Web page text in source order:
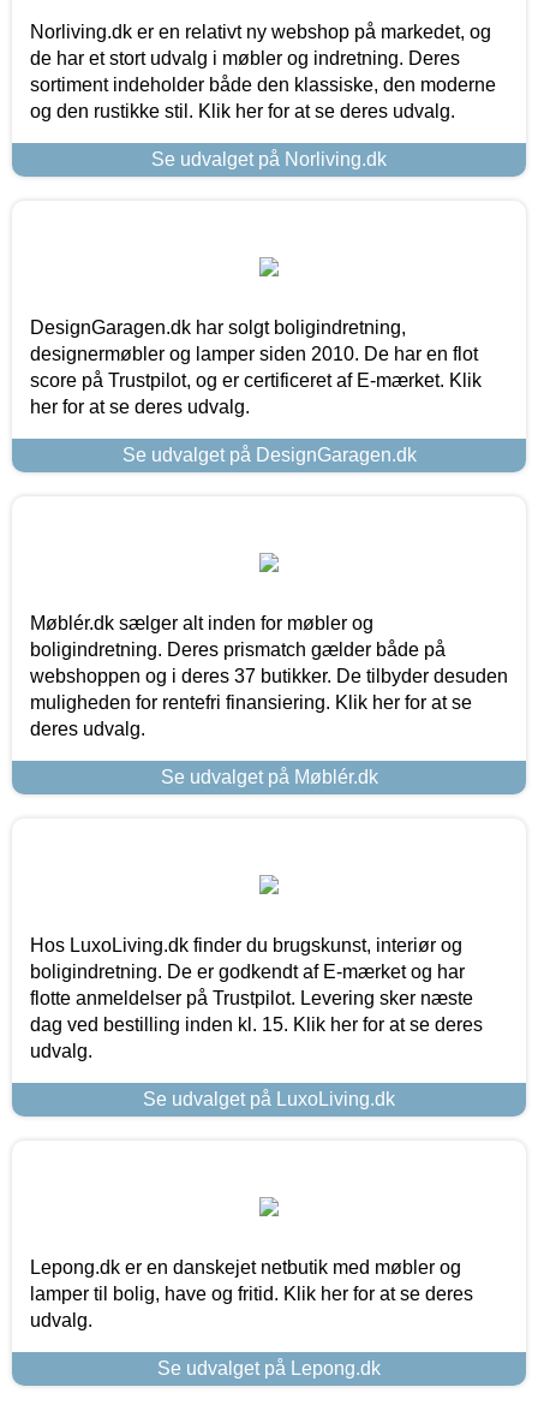
Norliving.dk er en relativt ny webshop på markedet, og
de har et stort udvalg i møbler og indretning. Deres
sortiment indeholder både den klassiske, den moderne
og den rustikke stil. Klik her for at se deres udvalg.
Se udvalget på Norliving.dk
DesignGaragen.dk har solgt boligindretning,
designermøbler og lamper siden 2010. De har en flot
score på Trustpilot, og er certificeret af E-mærket. Klik
her for at se deres udvalg.
Se udvalget på DesignGaragen.dk
Møblér.dk sælger alt inden for møbler og
boligindretning. Deres prismatch gælder både på
webshoppen og i deres 37 butikker. De tilbyder desuden
muligheden for rentefri finansiering. Klik her for at se
deres udvalg.
Se udvalget på Møblér.dk
Hos LuxoLiving.dk finder du brugskunst, interiør og
boligindretning. De er godkendt af E-mærket og har
flotte anmeldelser på Trustpilot. Levering sker næste
dag ved bestilling inden kl. 15. Klik her for at se deres
udvalg.
Se udvalget på LuxoLiving.dk
Lepong.dk er en danskejet netbutik med møbler og
lamper til bolig, have og fritid. Klik her for at se deres
udvalg.
Se udvalget på Lepong.dk